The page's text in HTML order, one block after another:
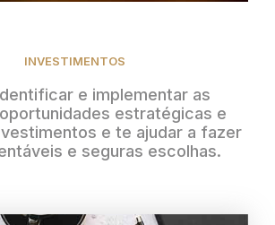
INVESTIMENTOS
e implementar as
estratégicas e
e te ajudar a fazer
e seguras escolhas.